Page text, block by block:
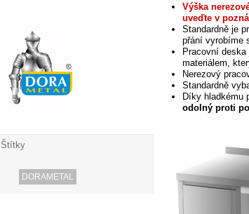
Štítky
DORAMETAL
Výška
uveďte v
Standardně je
přání vyrobíme
Pracovní
materiálem,
Nerezový
Standardně
Díkyhladkému
odolný proti